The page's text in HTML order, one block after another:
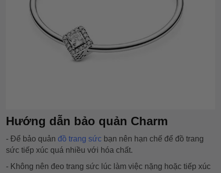
Hướng dẫn bảo quản Charm
- Để bảo quản đồ trang sức bạn nên hạn chế để đồ trang
sức tiếp xúc quá nhiều với hóa chất.
- Không nên đeo trang sức lúc làm việc nặng hoặc tiếp xúc